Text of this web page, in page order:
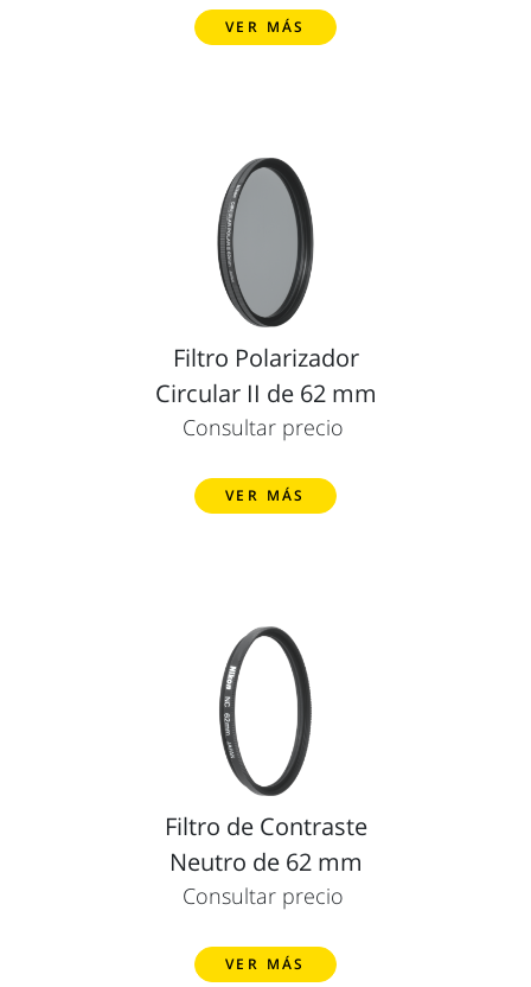
VER MÁS
Filtro Polarizador
Circular II de 62 mm
Consultar precio
VER MÁS
Filtro de Contraste
Neutro de 62 mm
Consultar precio
VER MÁS